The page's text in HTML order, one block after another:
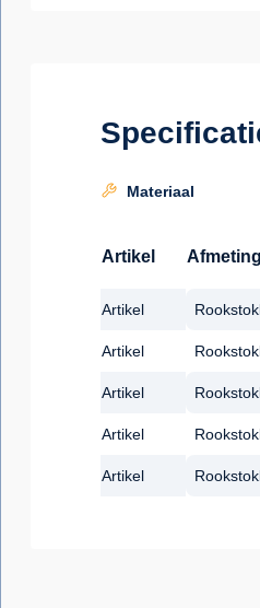
Materiaal
Artikel
Artikel
Artikel
Artikel
Artikel
Artikel